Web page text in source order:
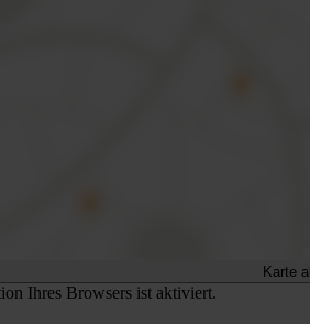
Karte
Ihres Browsers ist aktiviert.